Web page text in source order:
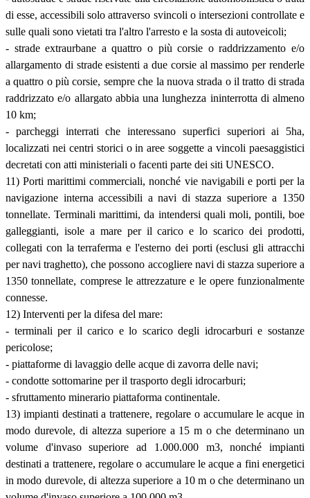
di esse, accessibili solo attraverso svincoli o intersezioni controllate e
sulle quali sono vietati tra l'altro l'arresto e la sosta di autoveicoli;
- strade extraurbane a quattro o più corsie o raddrizzamento e/o
allargamento di strade esistenti a due corsie al massimo per renderle
a quattro o più corsie, sempre che la nuova strada o il tratto di strada
raddrizzato e/o allargato abbia una lunghezza ininterrotta di almeno
10 km;
- parcheggi interrati che interessano superfici superiori ai 5ha,
localizzati nei centri storici o in aree soggette a vincoli paesaggistici
decretati con atti ministeriali o facenti parte dei siti UNESCO.
11) Porti marittimi commerciali, nonché vie navigabili e porti per la
navigazione interna accessibili a navi di stazza superiore a 1350
tonnellate. Terminali marittimi, da intendersi quali moli, pontili, boe
galleggianti, isole a mare per il carico e lo scarico dei prodotti,
collegati con la terraferma e l'esterno dei porti (esclusi gli attracchi
per navi traghetto), che possono accogliere navi di stazza superiore a
1350 tonnellate, comprese le attrezzature e le opere funzionalmente
connesse.
12) Interventi per la difesa del mare:
- terminali per il carico e lo scarico degli idrocarburi e sostanze
pericolose;
- piattaforme di lavaggio delle acque di zavorra delle navi;
- condotte sottomarine per il trasporto degli idrocarburi;
- sfruttamento minerario piattaforma continentale.
13) impianti destinati a trattenere, regolare o accumulare le acque in
modo durevole, di altezza superiore a 15 m o che determinano un
volume d'invaso superiore ad 1.000.000 m3, nonché impianti
destinati a trattenere, regolare o accumulare le acque a fini energetici
in modo durevole, di altezza superiore a 10 m o che determinano un